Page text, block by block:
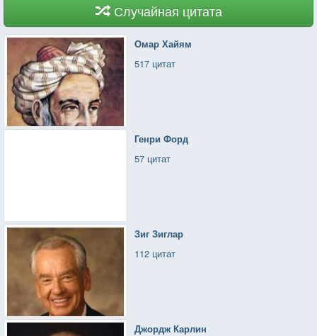
Случайная цитата
Омар Хайям
517 цитат
Генри Форд
57 цитат
Зиг Зиглар
112 цитат
Джордж Карлин